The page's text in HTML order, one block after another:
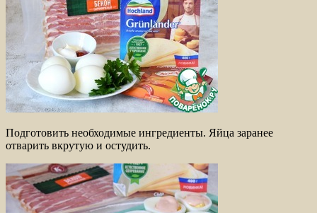
Подготовить необходимые ингредиенты. Яйца заранее
отварить вкрутую и остудить.